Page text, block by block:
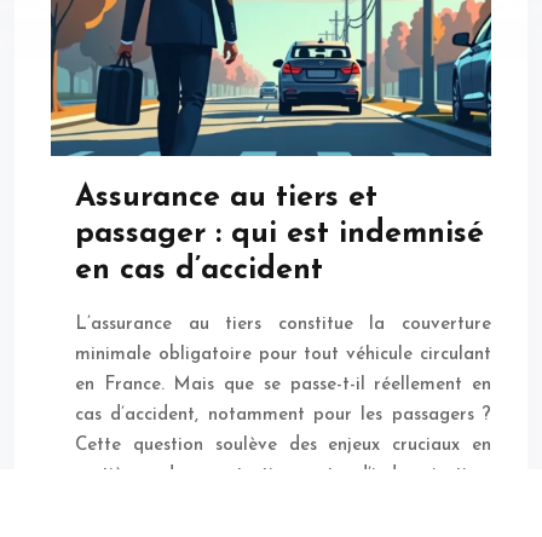
Assurance au tiers et
passager : qui est indemnisé
en cas d’accident
L’assurance au tiers constitue la couverture
minimale obligatoire pour tout véhicule circulant
en France. Mais que se passe-t-il réellement en
cas d’accident, notamment pour les passagers ?
Cette question soulève des enjeux cruciaux en